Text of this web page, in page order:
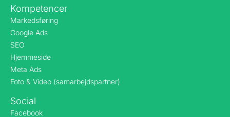
Kompetencer
Markedsføring
Google Ads
SEO
Hjemmeside
Meta Ads
Foto & Video (samarbejdspartner)
Social
Facebook